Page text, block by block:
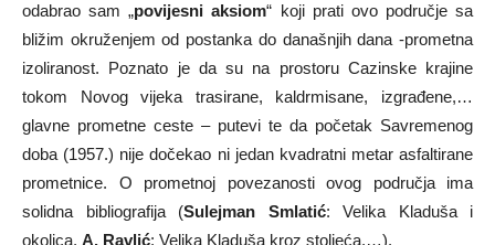
odabrao sam „povijesni aksiom“ koji prati ovo područje sa
bližim okruženjem od postanka do današnjih dana -prometna
izoliranost. Poznato je da su na prostoru Cazinske krajine
tokom Novog vijeka trasirane, kaldrmisane, izgrađene,…
glavne prometne ceste – putevi te da početak Savremenog
doba (1957.) nije dočekao ni jedan kvadratni metar asfaltirane
prometnice. O prometnoj povezanosti ovog područja ima
solidna bibliografija (Sulejman Smlatić: Velika Kladuša i
okolica, A. Ravlić: Velika Kladuša kroz stoljeća,…).